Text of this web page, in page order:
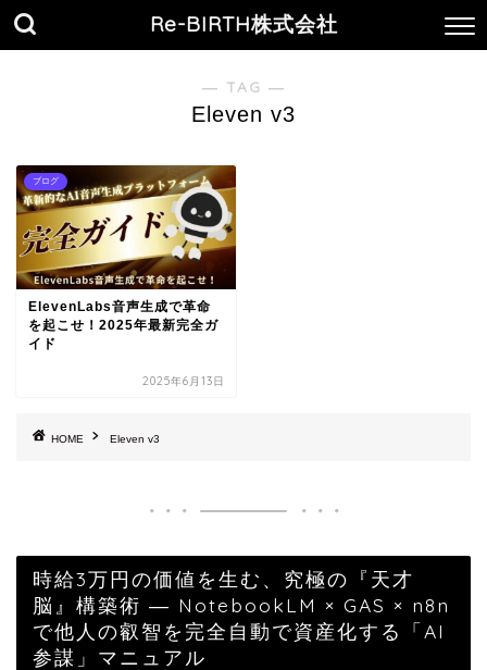
Re-BIRTH株式会社
― TAG ―
Eleven v3
ブログ
ElevenLabs音声生成で革命
を起こせ！2025年最新完全ガ
イド
2025年6月13日
HOME Eleven v3
時給3万円の価値を生む、究極の『天才
脳』構築術 ― NotebookLM × GAS × n8n
で他人の叡智を完全自動で資産化する「AI
参謀」マニュアル